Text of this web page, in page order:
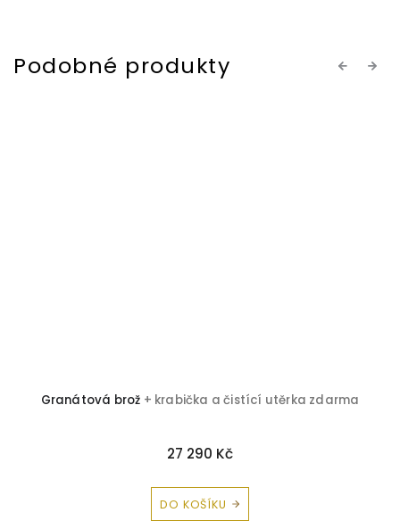
Previous
Granátová brož + krabička a čistící utěrka zdarma
27 290 Kč
DO KOŠÍKU
Next